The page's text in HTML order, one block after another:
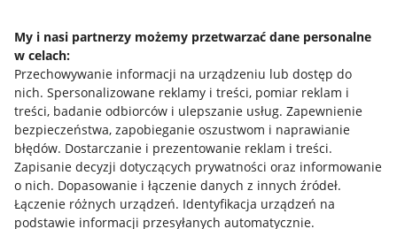
My i nasi partnerzy możemy przetwarzać dane personalne
w celach:
Przechowywanie informacji na urządzeniu lub dostęp do
nich. Spersonalizowane reklamy i treści, pomiar reklam i
treści, badanie odbiorców i ulepszanie usług. Zapewnienie
bezpieczeństwa, zapobieganie oszustwom i naprawianie
błędów. Dostarczanie i prezentowanie reklam i treści.
Zapisanie decyzji dotyczących prywatności oraz informowanie
o nich. Dopasowanie i łączenie danych z innych źródeł.
Łączenie różnych urządzeń. Identyfikacja urządzeń na
podstawie informacji przesyłanych automatycznie.
Mapa miejscowości
Informacje prawne
Regulamin
Polityka plików "cookies"
Ustawienia plików "cookies"
Udostępnianie lokalizacji